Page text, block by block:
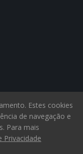
Estes cookies
de navegação e
Para mais
Privacidade